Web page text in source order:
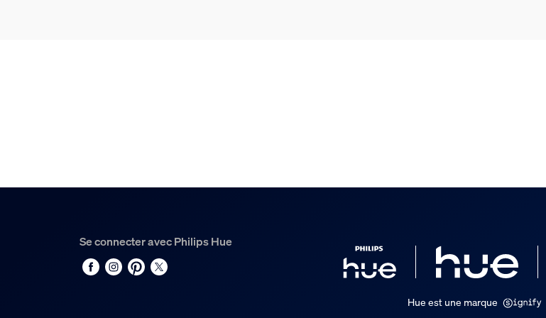
Se connecter avec Philips Hue
Hue est une marque